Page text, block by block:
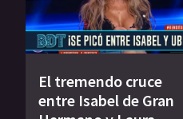
El tremendo cruce
entre Isabel de Gran